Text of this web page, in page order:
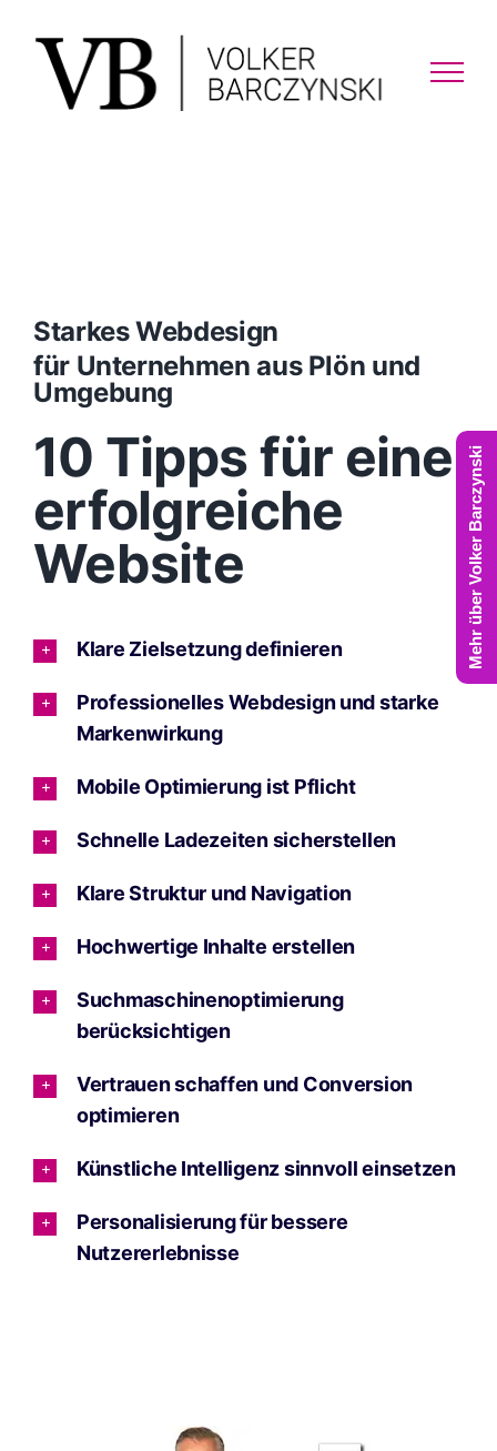
content
Starkes Webdesign
für Unternehmen aus Plön und
Umgebung
10 Tipps für eine
erfolgreiche
Website
Klare Zielsetzung definieren
Professionelles Webdesign und starke
Markenwirkung
Mobile Optimierung ist Pflicht
Schnelle Ladezeiten sicherstellen
Klare Struktur und Navigation
Hochwertige Inhalte erstellen
Suchmaschinenoptimierung
berücksichtigen
Vertrauen schaffen und Conversion
optimieren
Künstliche Intelligenz sinnvoll einsetzen
Personalisierung für bessere
Nutzererlebnisse
Mehr über Volker Barczynski